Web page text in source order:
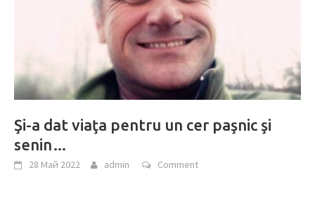
Şi-a dat viaţa pentru un cer paşnic şi
senin…
28 Май 2022 admin Comment